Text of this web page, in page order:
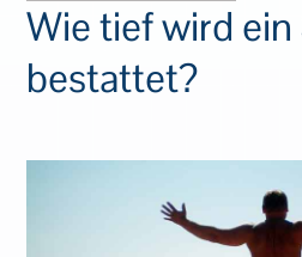
Wie tief wird ein
bestattet?